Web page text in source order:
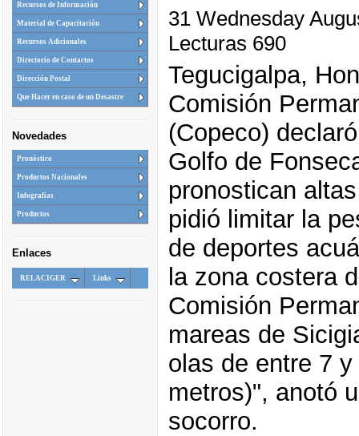
Recursos de Información
Material de Capacitación
Recursos Adicionales
Directorio de Contactos
Dirección Postal
Que Hacer en caso de un Desastre
Novedades
Pronóstico
Productos Nacionales
Infografias
Productos
Enlaces
RELACIGER Links
31 Wednesday
Lecturas 690
Tegucigalpa,
Comisión
(Copeco)
Golfo de
pronostican
pidió limitar la
de deportes
la zona costera
Comisión
mareas de
olas de entre 7
metros)", anotó
socorro.